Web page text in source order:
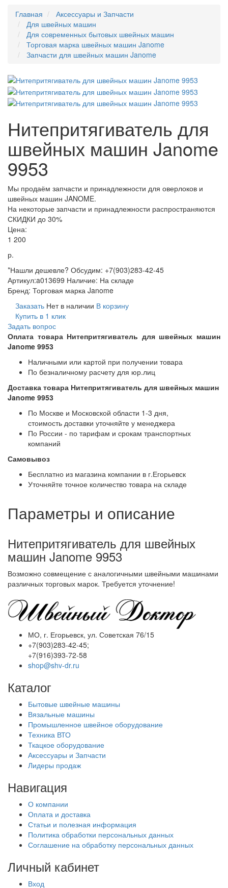
Главная
Аксессуары и Запчасти
Для швейных машин
Для современных бытовых швейных машин
Торговая марка швейных машин Janome
Запчасти для швейных машин Janome
Нитепритягиватель для
швейных машин Janome
9953
Мы продаём запчасти и принадлежности для оверлоков и
швейных машин JANOME.
На некоторые запчасти и принадлежности распространяются
СКИДКИ до 30%
Цена:
1 200
р.
*Нашли дешевле? Обсудим: +7(903)283-42-45
Артикул:a013699 Наличие: На складе
Бренд: Торговая марка Janome
Заказать Нет в наличии В корзину
Купить в 1 клик
Задать вопрос
Оплата товара Нитепритягиватель для швейных машин
Janome 9953
Наличными или картой при получении товара
По безналичному расчету для юр.лиц
Доставка товара Нитепритягиватель для швейных машин
Janome 9953
По Москве и Московской области 1-3 дня,
стоимость доставки уточняйте у менеджера
По России - по тарифам и срокам транспортных
компаний
Самовывоз
Бесплатно из магазина компании в г.Егорьевск
Уточняйте точное количество товара на складе
Параметры и описание
Нитепритягиватель для швейных
машин Janome 9953
Возможно совмещение с аналогичными швейными машинами
различных торговых марок. Требуется уточнение!
МО, г. Егорьевск, ул. Советская 76/15
+7(903)283-42-45;
+7(916)393-72-58
shop@shv-dr.ru
Каталог
Бытовые швейные машины
Вязальные машины
Промышленное швейное оборудование
Техника ВТО
Ткацкое оборудование
Аксессуары и Запчасти
Лидеры продаж
Навигация
О компании
Оплата и доставка
Статьи и полезная информация
Политика обработки персональных данных
Соглашение на обработку персональных данных
Личный кабинет
Вход